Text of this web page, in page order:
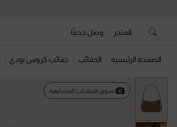
المتجر وصل حديثًا
الصفحة الرئيسية الحقائب حقائب كروس بودي
السابق تسوق المنتجات المشابهة